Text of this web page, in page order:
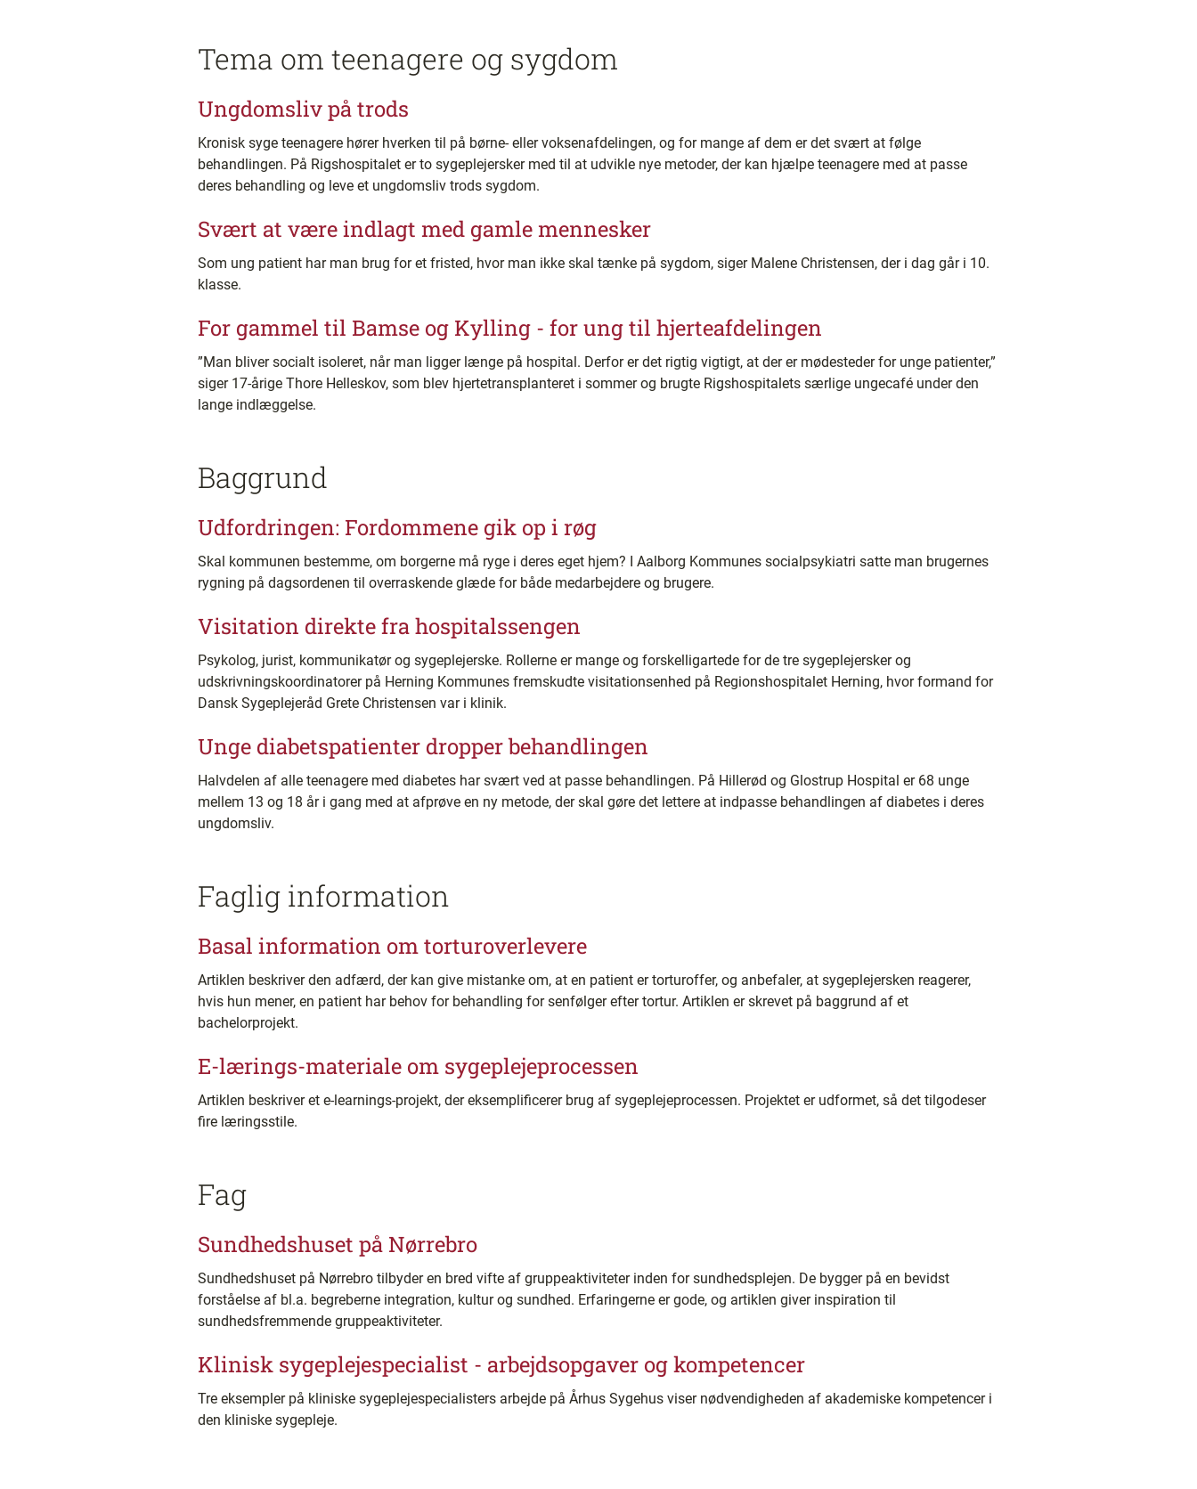
Tema om teenagere og sygdom
Ungdomsliv på trods
Kronisk syge teenagere hører hverken til på børne- eller voksenafdelingen, og for mange af dem er det svært at følge
behandlingen. På Rigshospitalet er to sygeplejersker med til at udvikle nye metoder, der kan hjælpe teenagere med at passe
deres behandling og leve et ungdomsliv trods sygdom.
Svært at være indlagt med gamle mennesker
Som ung patient har man brug for et fristed, hvor man ikke skal tænke på sygdom, siger Malene Christensen, der i dag går i 10.
klasse.
For gammel til Bamse og Kylling - for ung til hjerteafdelingen
”Man bliver socialt isoleret, når man ligger længe på hospital. Derfor er det rigtig vigtigt, at der er mødesteder for unge patienter,”
siger 17-årige Thore Helleskov, som blev hjertetransplanteret i sommer og brugte Rigshospitalets særlige ungecafé under den
lange indlæggelse.
Baggrund
Udfordringen: Fordommene gik op i røg
Skal kommunen bestemme, om borgerne må ryge i deres eget hjem? I Aalborg Kommunes socialpsykiatri satte man brugernes
rygning på dagsordenen til overraskende glæde for både medarbejdere og brugere.
Visitation direkte fra hospitalssengen
Psykolog, jurist, kommunikatør og sygeplejerske. Rollerne er mange og forskelligartede for de tre sygeplejersker og
udskrivningskoordinatorer på Herning Kommunes fremskudte visitationsenhed på Regionshospitalet Herning, hvor formand for
Dansk Sygeplejeråd Grete Christensen var i klinik.
Unge diabetspatienter dropper behandlingen
Halvdelen af alle teenagere med diabetes har svært ved at passe behandlingen. På Hillerød og Glostrup Hospital er 68 unge
mellem 13 og 18 år i gang med at afprøve en ny metode, der skal gøre det lettere at indpasse behandlingen af diabetes i deres
ungdomsliv.
Faglig information
Basal information om torturoverlevere
Artiklen beskriver den adfærd, der kan give mistanke om, at en patient er torturoffer, og anbefaler, at sygeplejersken reagerer,
hvis hun mener, en patient har behov for behandling for senfølger efter tortur. Artiklen er skrevet på baggrund af et
bachelorprojekt.
E-lærings-materiale om sygeplejeprocessen
Artiklen beskriver et e-learnings-projekt, der eksemplificerer brug af sygeplejeprocessen. Projektet er udformet, så det tilgodeser
fire læringsstile.
Fag
Sundhedshuset på Nørrebro
Sundhedshuset på Nørrebro tilbyder en bred vifte af gruppeaktiviteter inden for sundhedsplejen. De bygger på en bevidst
forståelse af bl.a. begreberne integration, kultur og sundhed. Erfaringerne er gode, og artiklen giver inspiration til
sundhedsfremmende gruppeaktiviteter.
Klinisk sygeplejespecialist - arbejdsopgaver og kompetencer
Tre eksempler på kliniske sygeplejespecialisters arbejde på Århus Sygehus viser nødvendigheden af akademiske kompetencer i
den kliniske sygepleje.